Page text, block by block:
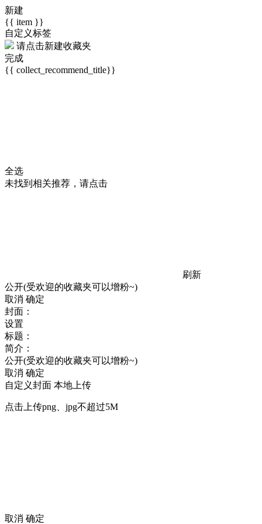
新建
{{ item }}
自定义标签
请点击新建收藏夹
完成
{{ collect_recommend_title}}
全选
未找到相关推荐，请点击
刷新
公开(受欢迎的收藏夹可以增粉~)
取消 确定
封面：
设置
标题：
简介：
公开(受欢迎的收藏夹可以增粉~)
取消 确定
自定义封面 本地上传
点击上传png、jpg不超过5M
取消 确定